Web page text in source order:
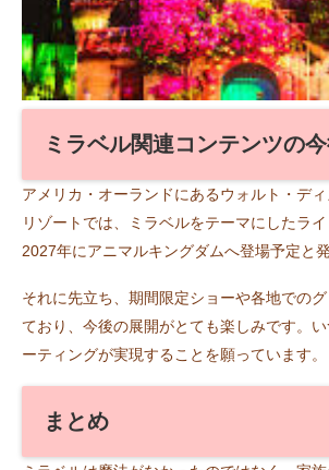
ミラベル関連コンテンツの
アメリカ・オーランドにあるウォルト・デ
リゾートでは、ミラベルをテーマにしたラ
2027年にアニマルキングダムへ登場予定と
それに先立ち、期間限定ショーや各地での
ており、今後の展開がとても楽しみです。
ーティングが実現することを願っています。
まとめ